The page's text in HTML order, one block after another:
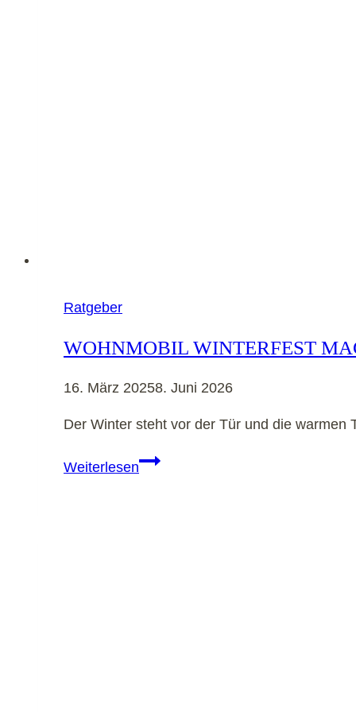
Ratgeber
WOHNMOBIL WINTERFEST
16. März 20258. Juni 2026
Der Winter steht vor der Tür und die
WeiterlesenWohnmobil